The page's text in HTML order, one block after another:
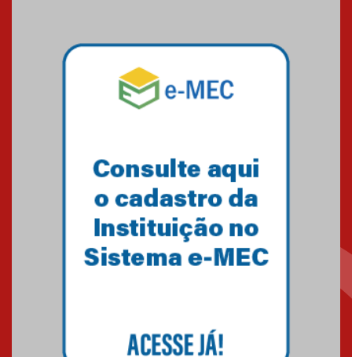
Mackenzie mobiliza campanha
solidária para apoiar famílias em
Minas Gerais
Primeiro culto do ano ressalta o
27.02.2026